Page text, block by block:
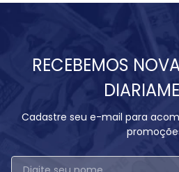
RECEBEMOS
Cadastre seu e-mail para